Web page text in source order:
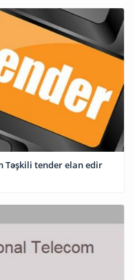
Təşkili tender elan edir